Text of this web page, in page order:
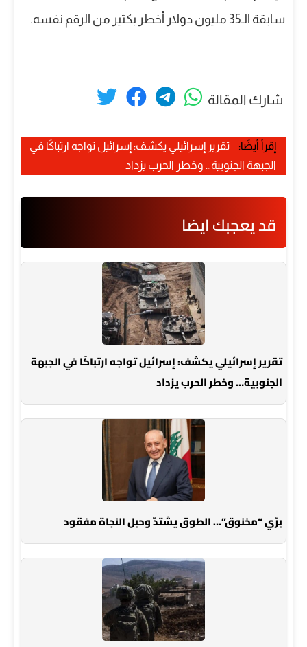
سابقة الـ35 مليون دولار أخطر بكثير من الرقم نفسه.
شارك المقالة
إقرأ أيضًا:
تقرير إسرائيلي يكشف: إسرائيل تواجه ارتباكًا في
الجبهة الجنوبية… وخطر الحرب يزداد
قد يعجبك ايضا
تقرير إسرائيلي يكشف: إسرائيل تواجه ارتباكًا في الجبهة
الجنوبية… وخطر الحرب يزداد
برّي “مخنوق”… الطوق يشتدّ وحبل النجاة مفقود